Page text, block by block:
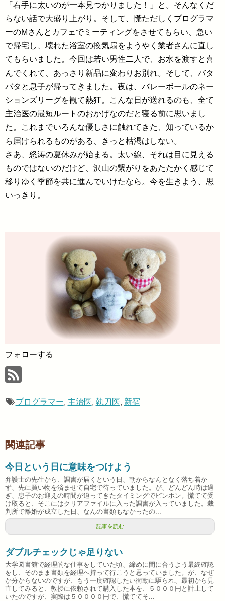
「右手に太いのが一本見つかりました！」と。そんなくだ
らない話で大盛り上がり。そして、慌ただしくプログラマ
ーのMさんとカフェでミーティングをさせてもらい、急い
で帰宅し、壊れた浴室の換気扇をようやく業者さんに直し
てもらいました。今回は若い男性二人で、お水を渡すと喜
んでくれて、あっさり新品に変わりお別れ。そして、バタ
バタと息子が帰ってきました。夜は、バレーボールのネー
ションズリーグを観て熱狂。こんな日が送れるのも、全て
主治医の最短ルートのおかげなのだと寝る前に思いまし
た。これまでいろんな優しさに触れてきた、知っているか
ら届けられるものがある、きっと枯渇はしない。
さあ、怒涛の夏休みが始まる。太い線、それは目に見える
ものではないのだけど、沢山の繋がりをあたたかく感じて
移りゆく季節を共に進んでいけたなら。今を生きよう、思
いっきり。
フォローする
プログラマー, 主治医, 執刀医, 新宿
関連記事
今日という日に意味をつけよう
弁護士の先生から、調書が届くという日、朝からなんとなく落ち着か
ず、先に買い物を済ませて自宅で待っていました。が、どんどん時は過
ぎ、息子のお迎えの時間が迫ってきたタイミングでピンポン。慌てて受
け取ると、そこにはクリアファイルに入った調書が入っていました。裁
判所で離婚が成立した日、なんの書類もなかったの...
記事を読む
ダブルチェックじゃ足りない
大学図書館で経理的な仕事をしていた頃、締めに間に合うよう最終確認
をし、そのまま書類を経理へ持って行こうと思っていました。が、なぜ
か分からないのですが、もう一度確認したい衝動に駆られ、最初から見
直してみると、教授に依頼されて購入した本を、５０００円と計上して
いたのですが、実際は５００００円で、慌ててそ...